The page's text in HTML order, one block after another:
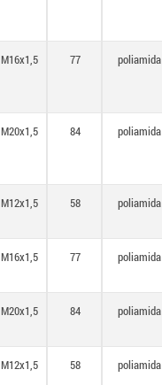
M16x1,5 77 poliamida
M20x1,5 84 poliamida
M12x1,5 58 poliamida
M16x1,5 77 poliamida
M20x1,5 84 poliamida
M12x1,5 58 poliamida